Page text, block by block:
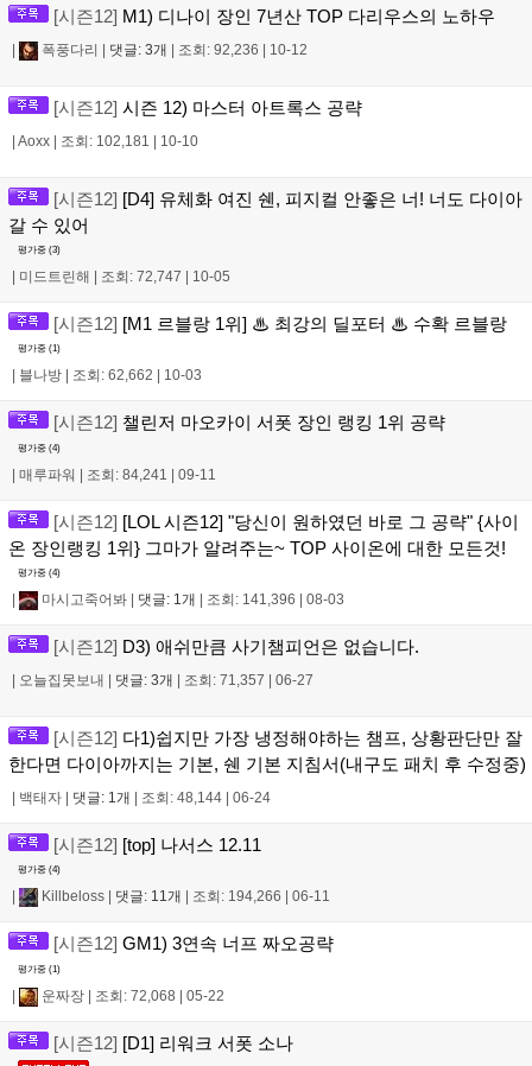
[시즌12] M1) 디나이 장인 7년산 TOP 다리우스의 노하우
| 폭풍다리 | 댓글: 3개 | 조회: 92,236 | 10-12
[시즌12] 시즌 12) 마스터 아트록스 공략
| Aoxx | 조회: 102,181 | 10-10
[시즌12] [D4] 유체화 여진 쉔, 피지컬 안좋은 너! 너도 다이아
갈 수 있어
평가중 (3)
미드트린해 조회: 72,747 10-05
[시즌12] [M1 르블랑 1위] ♨ 최강의 딜포터 ♨ 수확 르블랑
평가중 (1)
블나방 조회: 62,662 10-03
[시즌12] 챌린저 마오카이 서폿 장인 랭킹 1위 공략
평가중 (4)
| 매루파워 | 조회: 84,241 | 09-11
[시즌12] [LOL 시즌12] "당신이 원하였던 바로 그 공략" {사이
온 장인랭킹 1위} 그마가 알려주는~ TOP 사이온에 대한 모든것!
평가중 (4)
마시고죽어봐 댓글: 1개 조회: 141,396 08-03
[시즌12] D3) 애쉬만큼 사기챔피언은 없습니다.
오늘집못보내 댓글: 3개 조회: 71,357 06-27
[시즌12] 다1)쉽지만 가장 냉정해야하는 챔프, 상황판단만 잘
한다면 다이아까지는 기본, 쉔 기본 지침서(내구도 패치 후 수정중)
백태자 댓글: 1개 조회: 48,144 06-24
[시즌12] [top] 나서스 12.11
평가중 (4)
Killbeloss 댓글: 11개 조회: 194,266 06-11
[시즌12] GM1) 3연속 너프 짜오공략
평가중 (1)
| 운짜장 | 조회: 72,068 | 05-22
[시즌12] [D1] 리워크 서폿 소나